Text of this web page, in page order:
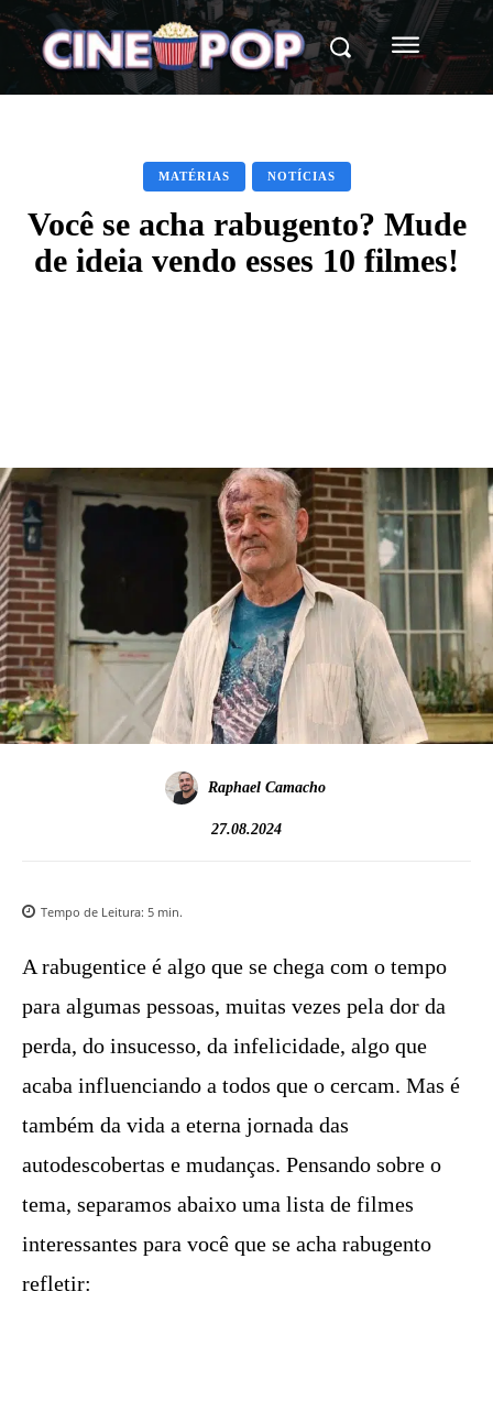
MATÉRIAS NOTÍCIAS
Você se acha rabugento? Mude
de ideia vendo esses 10 filmes!
Raphael Camacho
27.08.2024
Tempo de Leitura: 5 min.
A rabugentice é algo que se chega com o tempo
para algumas pessoas, muitas vezes pela dor da
perda, do insucesso, da infelicidade, algo que
acaba influenciando a todos que o cercam. Mas é
também da vida a eterna jornada das
autodescobertas e mudanças. Pensando sobre o
tema, separamos abaixo uma lista de filmes
interessantes para você que se acha rabugento
refletir: